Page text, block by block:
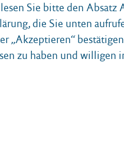
Sie bitte den Absatz
die Sie unten
„Akzeptieren“
zu haben und willigen